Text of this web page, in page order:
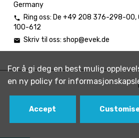
Germany
 Ring oss: De +49 208 376-298-00,
100-612
 Skriv til oss: shop@evek.de
For å gi deg en best mulig
en ny policy for
Accept